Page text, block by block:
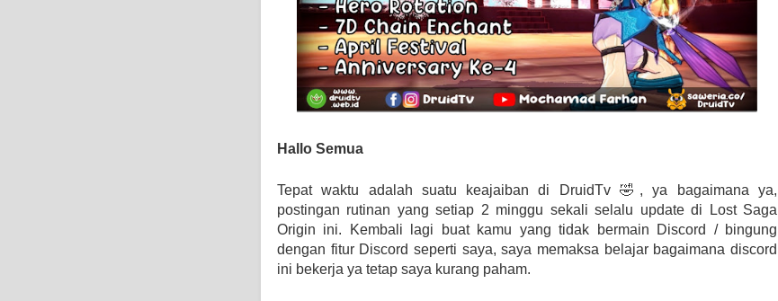
Hallo Semua
Tepat waktu adalah suatu keajaiban di DruidTv 🤣, ya bagaimana ya,
postingan rutinan yang setiap 2 minggu sekali selalu update di Lost Saga
Origin ini. Kembali lagi buat kamu yang tidak bermain Discord / bingung
dengan fitur Discord seperti saya, saya memaksa belajar bagaimana discord
ini bekerja ya tetap saya kurang paham.